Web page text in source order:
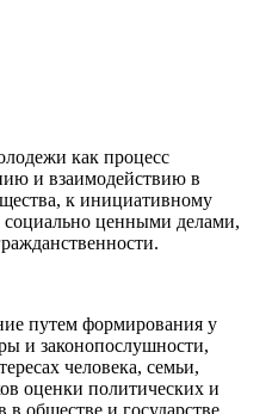
как процесс
и взаимодействию в
к инициативному
социально ценными делами,
путем формирования у
и законопослушности,
человека, семьи,
оценки политических и
обществе и государстве,